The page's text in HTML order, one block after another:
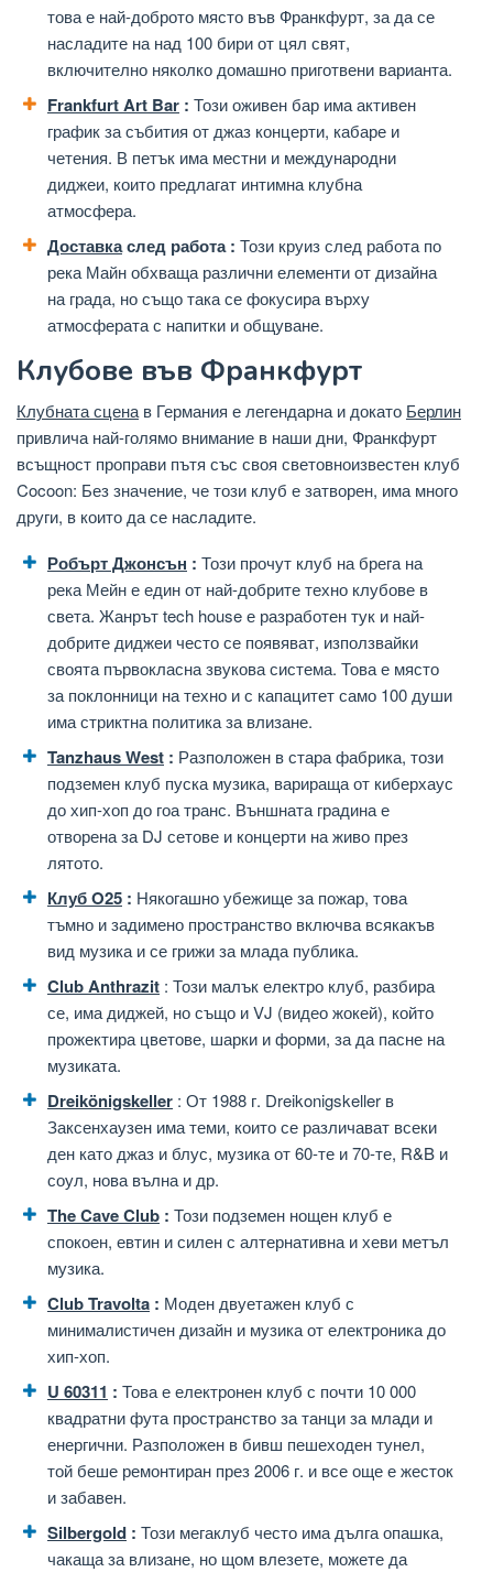
това е най-доброто място във Франкфурт, за да се
насладите на над 100 бири от цял ​​свят,
включително няколко домашно приготвени варианта.
Frankfurt Art Bar : Този оживен бар има активен
график за събития от джаз концерти, кабаре и
четения. В петък има местни и международни
диджеи, които предлагат интимна клубна
атмосфера.
Доставкаслед работа : Този круиз след работа по
река Майн обхваща различни елементи от дизайна
на града, но също така се фокусира върху
атмосферата с напитки и общуване.
Клубове във Франкфурт
Клубната сцена в Германия е легендарна и докато Берлин
привлича най-голямо внимание в наши дни, Франкфурт
всъщност проправи пътя със своя световноизвестен клуб
Cocoon: Без значение, че този клуб е затворен, има много
други, в които да се насладите.
Робърт Джонсън : Този прочут клуб на брега на
река Мейн е един от най-добрите техно клубове в
света. Жанрът tech house е разработен тук и най-
добрите диджеи често се появяват, използвайки
своята първокласна звукова система. Това е място
за поклонници на техно и с капацитет само 100 души
има стриктна политика за влизане.
Tanzhaus West : Разположен в стара фабрика, този
подземен клуб пуска музика, варираща от киберхаус
до хип-хоп до гоа транс. Външната градина е
отворена за DJ сетове и концерти на живо през
лятото.
Клуб O25 : Някогашно убежище за пожар, това
тъмно и задимено пространство включва всякакъв
вид музика и се грижи за млада публика.
Club Anthrazit : Този малък електро клуб, разбира
се, има диджей, но също и VJ (видео жокей), който
прожектира цветове, шарки и форми, за да пасне на
музиката.
Dreikönigskeller : От 1988 г. Dreikonigskeller в
Заксенхаузен има теми, които се различават всеки
ден като джаз и блус, музика от 60-те и 70-те, R&B и
соул, нова вълна и др.
The Cave Club : Този подземен нощен клуб е
спокоен, евтин и силен с алтернативна и хеви метъл
музика.
Club Travolta : Моден двуетажен клуб с
минималистичен дизайн и музика от електроника до
хип-хоп.
U 60311 : Това е електронен клуб с почти 10 000
квадратни фута пространство за танци за млади и
енергични. Разположен в бивш пешеходен тунел,
той беше ремонтиран през 2006 г. и все още е жесток
и забавен.
Silbergold : Този мегаклуб често има дълга опашка,
чакаща за влизане, но щом влезете, можете да